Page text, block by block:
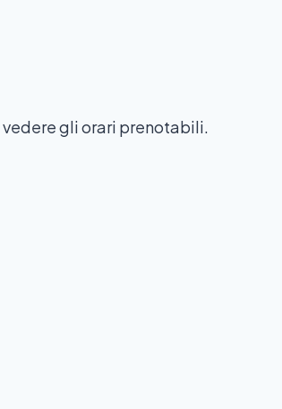
vedere gli orari prenotabili.